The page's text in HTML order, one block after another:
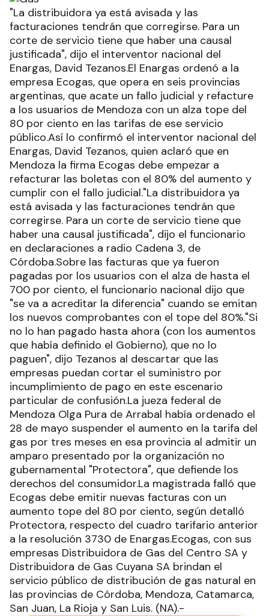
"La distribuidora ya está avisada y las
facturaciones tendrán que corregirse. Para un
corte de servicio tiene que haber una causal
justificada", dijo el interventor nacional del
Enargas, David Tezanos.El Enargas ordenó a la
empresa Ecogas, que opera en seis provincias
argentinas, que acate un fallo judicial y refacture
a los usuarios de Mendoza con un alza tope del
80 por ciento en las tarifas de ese servicio
público.Así lo confirmó el interventor nacional del
Enargas, David Tezanos, quien aclaró que en
Mendoza la firma Ecogas debe empezar a
refacturar las boletas con el 80% del aumento y
cumplir con el fallo judicial."La distribuidora ya
está avisada y las facturaciones tendrán que
corregirse. Para un corte de servicio tiene que
haber una causal justificada", dijo el funcionario
en declaraciones a radio Cadena 3, de
Córdoba.Sobre las facturas que ya fueron
pagadas por los usuarios con el alza de hasta el
700 por ciento, el funcionario nacional dijo que
"se va a acreditar la diferencia" cuando se emitan
los nuevos comprobantes con el tope del 80%."Si
no lo han pagado hasta ahora (con los aumentos
que había definido el Gobierno), que no lo
paguen", dijo Tezanos al descartar que las
empresas puedan cortar el suministro por
incumplimiento de pago en este escenario
particular de confusión.La jueza federal de
Mendoza Olga Pura de Arrabal había ordenado el
28 de mayo suspender el aumento en la tarifa del
gas por tres meses en esa provincia al admitir un
amparo presentado por la organización no
gubernamental "Protectora", que defiende los
derechos del consumidor.La magistrada falló que
Ecogas debe emitir nuevas facturas con un
aumento tope del 80 por ciento, según detalló
Protectora, respecto del cuadro tarifario anterior
a la resolución 3730 de Enargas.Ecogas, con sus
empresas Distribuidora de Gas del Centro SA y
Distribuidora de Gas Cuyana SA brindan el
servicio público de distribución de gas natural en
las provincias de Córdoba, Mendoza, Catamarca,
San Juan, La Rioja y San Luis. (NA).-